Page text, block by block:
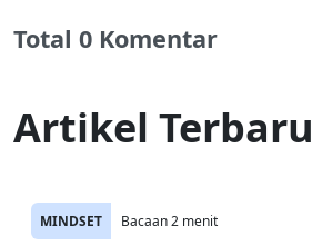
Total 0 Komentar
Artikel Terbaru
MINDSET Bacaan 2 menit